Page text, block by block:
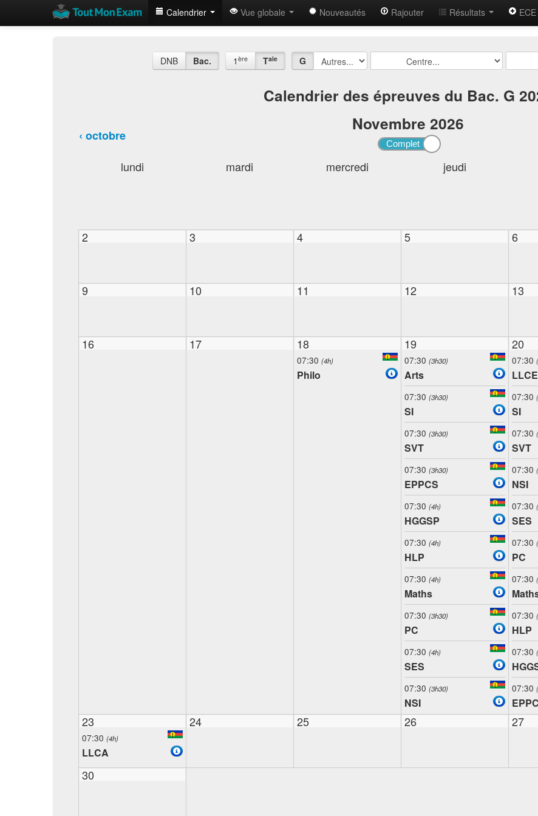
Calendrier Vue globale Nouveautés Rajouter Résultats
DNB Bac. 1 ère Tale G
Calendrier des épreuves du Bac. G
Novembre 2026
‹ octobre
lundi
mardi mercredi jeudi
2 3 4 5 6
9 10 11 12 13
16 17 18
07:30 (4h)
Philo
19
07:30 (3h30)
Arts
07:30 (3h30)
SI
07:30 (3h30)
SVT
07:30 (3h30)
EPPCS
07:30 (4h)
HGGSP
07:30 (4h)
HLP
07:30 (4h)
Maths
07:30 (3h30)
PC
07:30 (4h)
SES
07:30 (3h30)
NSI
20
07:30
07:30
SI
07:30
SVT
07:30
NSI
07:30
SES
07:30
PC
07:30
07:30
HLP
07:30
07:30
23
07:30 (4h)
LLCA
24 25 26 27
30